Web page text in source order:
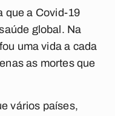
que a Covid-19
global. Na
uma vida a cada
as mortes que
vários países,